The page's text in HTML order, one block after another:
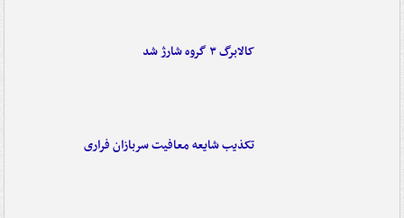
کالابرگ ۳ گروه شارژ شد
تکذیب شایعه معافیت سربازان فراری